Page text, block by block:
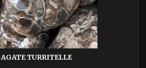
AGATE TURRITELLE